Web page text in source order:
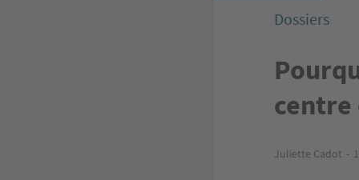
Dossiers
centre
Juliette Cadot